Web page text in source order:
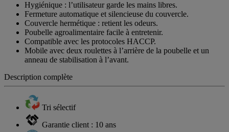
Hygiénique : l’utilisateur garde les mains libres.
Fermeture automatique et silencieuse du couvercle.
Couvercle hermétique : retient les odeurs.
Poubelle agroalimentaire facile à entretenir.
Compatible avec les protocoles HACCP.
Mobile avec deux roulettes à l’arrière de la poubelle et un
anneau de stabilisation à l’avant.
Description complète
Tri sélectif
Garantie client : 10 ans